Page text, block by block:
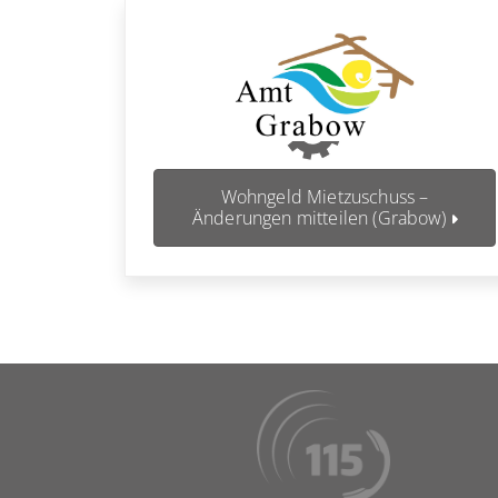
Wohngeld Mietzuschuss –
Änderungen mitteilen (Grabow)